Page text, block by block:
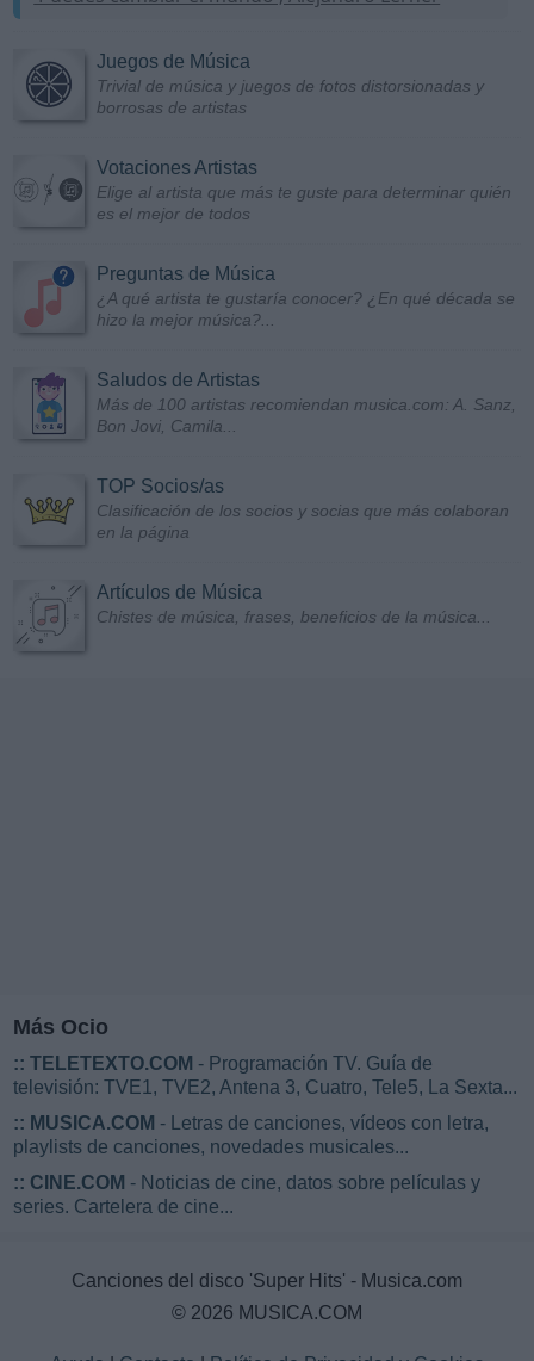
Juegos de Música
Trivial de música y juegos de fotos distorsionadas y
borrosas de artistas
Votaciones Artistas
Elige al artista que más te guste para determinar quién
es el mejor de todos
Preguntas de Música
¿A qué artista te gustaría conocer? ¿En qué década se
hizo la mejor música?...
Saludos de Artistas
Más de 100 artistas recomiendan musica.com: A. Sanz,
Bon Jovi, Camila...
TOP Socios/as
Clasificación de los socios y socias que más colaboran
en la página
Artículos de Música
Chistes de música, frases, beneficios de la música...
Más Ocio
:: TELETEXTO.COM - Programación TV. Guía de
televisión: TVE1, TVE2, Antena 3, Cuatro, Tele5, La Sexta...
:: MUSICA.COM - Letras de canciones, vídeos con letra,
playlists de canciones, novedades musicales...
:: CINE.COM - Noticias de cine, datos sobre películas y
series. Cartelera de cine...
Canciones del disco 'Super Hits' - Musica.com
© 2026 MUSICA.COM